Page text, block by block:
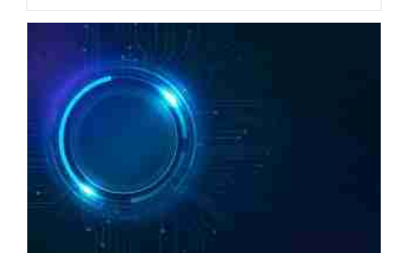
En
Proyectos
De
Tokenización